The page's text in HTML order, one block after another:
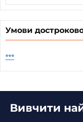
Умови
***
Вивчити